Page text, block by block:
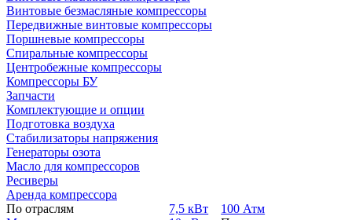
Винтовые безмасляные компрессоры
Передвижные винтовые компрессоры
Поршневые компрессоры
Спиральные компрессоры
Центробежные компрессоры
Компрессоры БУ
Запчасти
Комплектующие и опции
Подготовка воздуха
Стабилизаторы напряжения
Генераторы озота
Масло для компрессоров
Ресиверы
Аренда компрессора
По отраслям
7,5 кВт
100 Атм